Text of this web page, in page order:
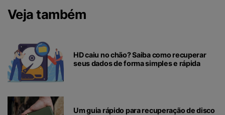
Veja também
HD caiu no chão? Saiba como recuperar
seus dados de forma simples e rápida
Um guia rápido para recuperação de disco